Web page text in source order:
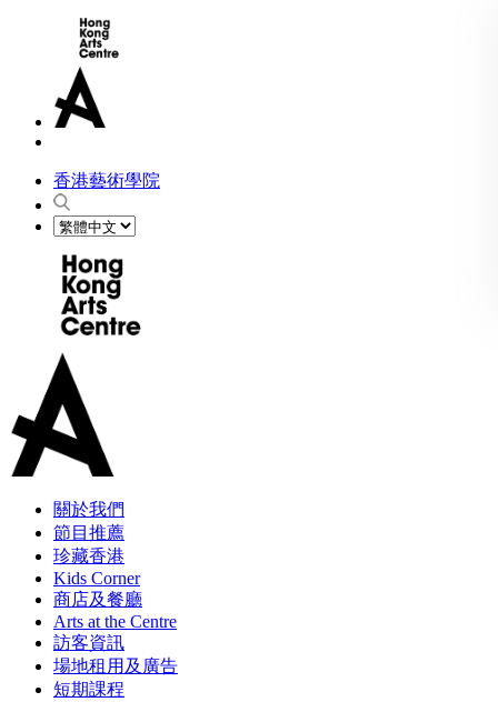
香港藝術學院
關於我們
節目推薦
珍藏香港
Kids Corner
商店及餐廳
Arts at the Centre
訪客資訊
場地租用及廣告
短期課程